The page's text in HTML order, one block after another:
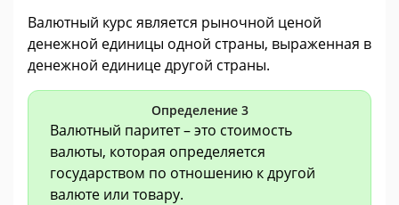
Валютный курс является рыночной ценой
денежной единицы одной страны, выраженная в
денежной единице другой страны.
Определение 3
Валютный паритет – это стоимость
валюты, которая определяется
государством по отношению к другой
валюте или товару.